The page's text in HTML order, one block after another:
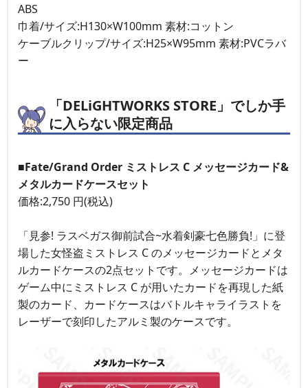
ABS
巾着/サイズ:H130×W100mm 素材:コットン
ケーブルクリップ/サイズ:H25×W95mm 素材:PVCラバ
ー
「DELiGHTWORKS STORE」でしか手
に入らない限定商品
■Fate/Grand Order ミストレス C メッセージカード&
メタルカードケースセット
価格:2,750 円(税込)
「見参! ラスベガス御前試合~水着剣豪七色勝負!」に登
場した女怪盗ミストレス C のメッセージカードとメタ
ルカードケースの2点セットです。メッセージカードは
ゲーム中にミストレス C が用いたカードを再現した紙
製のカード、カードケースはバトルキャライラストを
レーザーで刻印したアルミ製のケースです。